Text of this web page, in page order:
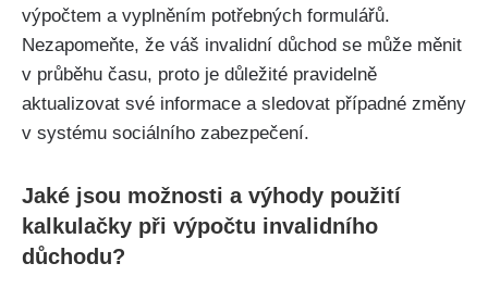
výpočtem a vyplněním potřebných formulářů.
Nezapomeňte, že váš invalidní důchod se může měnit
v průběhu času, proto je důležité pravidelně
aktualizovat své informace a sledovat případné změny
v systému sociálního zabezpečení.
Jaké jsou možnosti a výhody použití
kalkulačky při výpočtu invalidního
důchodu?